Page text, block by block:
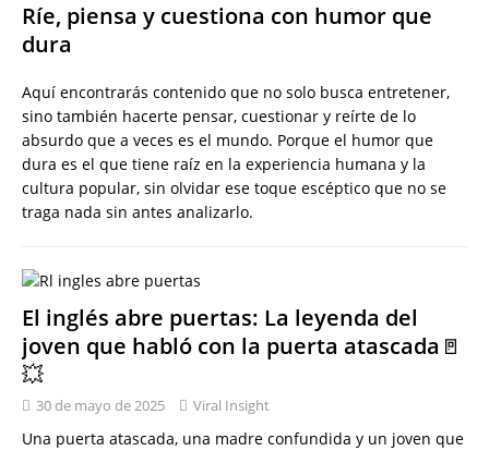
Ríe, piensa y cuestiona con humor que
dura
Aquí encontrarás contenido que no solo busca entretener,
sino también hacerte pensar, cuestionar y reírte de lo
absurdo que a veces es el mundo. Porque el humor que
dura es el que tiene raíz en la experiencia humana y la
cultura popular, sin olvidar ese toque escéptico que no se
traga nada sin antes analizarlo.
El inglés abre puertas: La leyenda del
joven que habló con la puerta atascada🚪
💥
30 de mayo de 2025 Viral Insight
Una puerta atascada, una madre confundida y un joven que